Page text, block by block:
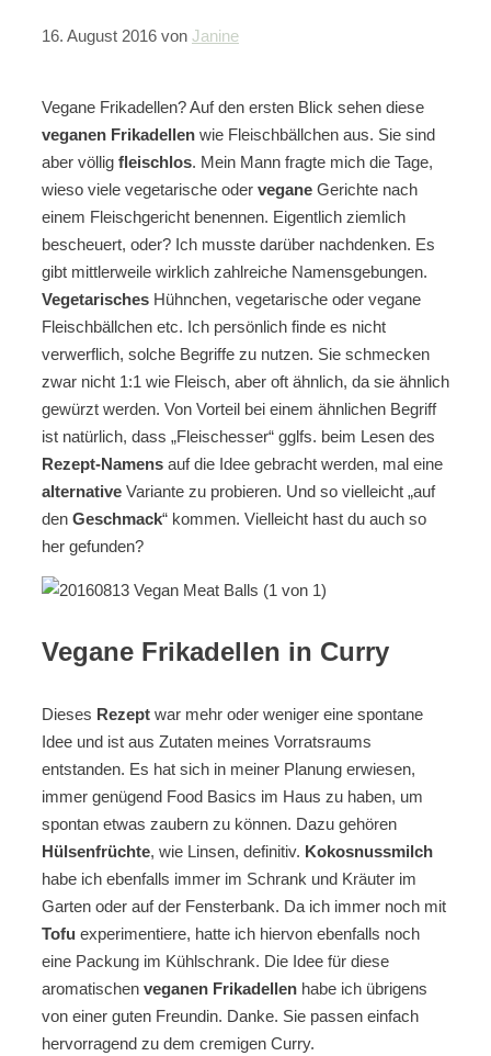
16. August 2016 von Janine
Vegane Frikadellen? Auf den ersten Blick sehen diese
veganen Frikadellen wie Fleischbällchen aus. Sie sind
aber völlig fleischlos. Mein Mann fragte mich die Tage,
wieso viele vegetarische oder vegane Gerichte nach
einem Fleischgericht benennen. Eigentlich ziemlich
bescheuert, oder? Ich musste darüber nachdenken. Es
gibt mittlerweile wirklich zahlreiche Namensgebungen.
Vegetarisches Hühnchen, vegetarische oder vegane
Fleischbällchen etc. Ich persönlich finde es nicht
verwerflich, solche Begriffe zu nutzen. Sie schmecken
zwar nicht 1:1 wie Fleisch, aber oft ähnlich, da sie ähnlich
gewürzt werden. Von Vorteil bei einem ähnlichen Begriff
ist natürlich, dass „Fleischesser“ gglfs. beim Lesen des
Rezept-Namens auf die Idee gebracht werden, mal eine
alternative Variante zu probieren. Und so vielleicht „auf
den Geschmack“ kommen. Vielleicht hast du auch so
her gefunden?
Vegane Frikadellen in Curry
Dieses Rezept war mehr oder weniger eine spontane
Idee und ist aus Zutaten meines Vorratsraums
entstanden. Es hat sich in meiner Planung erwiesen,
immer genügend Food Basics im Haus zu haben, um
spontan etwas zaubern zu können. Dazu gehören
Hülsenfrüchte, wie Linsen, definitiv. Kokosnussmilch
habe ich ebenfalls immer im Schrank und Kräuter im
Garten oder auf der Fensterbank. Da ich immer noch mit
Tofu experimentiere, hatte ich hiervon ebenfalls noch
eine Packung im Kühlschrank. Die Idee für diese
aromatischen veganen Frikadellen habe ich übrigens
von einer guten Freundin. Danke. Sie passen einfach
hervorragend zu dem cremigen Curry.